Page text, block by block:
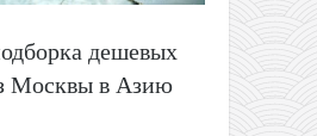
дешевых
Москвы в Азию